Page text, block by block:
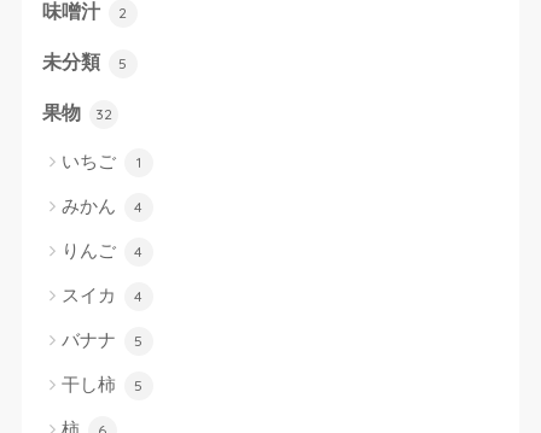
味噌汁 2
未分類 5
果物 32
いちご 1
みかん 4
りんご 4
スイカ 4
バナナ 5
干し柿 5